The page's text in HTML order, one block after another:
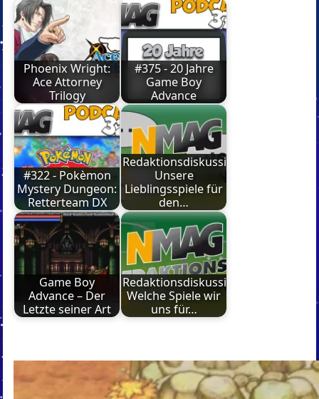
Phoenix Wright:
Ace Attorney
Trilogy
#375 - 20 Jahre
Game Boy
Advance
#322 - Pokèmon
Mystery Dungeon:
Retterteam DX
Redaktionsdiskussion:
Unsere
Lieblingsspiele für
den…
Game Boy
Advance – Der
Letzte seiner Art
Redaktionsdiskussion:
Welche Spiele wir
uns für…